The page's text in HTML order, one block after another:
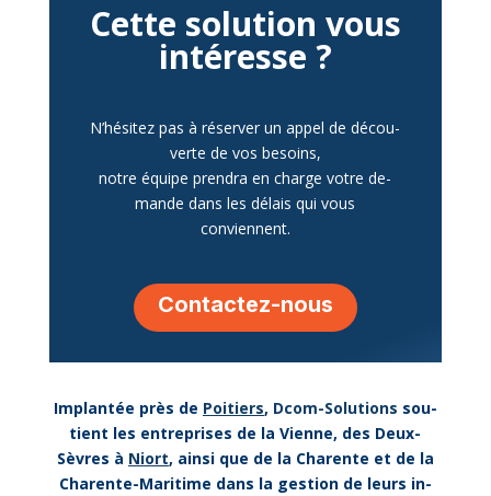
Cette so­lu­tion vous
in­té­resse ?
N’hésitez pas à ré­ser­ver un ap­pel de dé­cou­
verte de vos be­soins,
notre équipe pren­dra en charge votre de­
mande dans les dé­lais qui vous
conviennent.
Contac­tez-nous
Im­plan­tée près de Poi­tiers, Dcom-So­lu­tions sou­
tient les en­tre­prises de la Vienne, des Deux-
Sèvres à Niort, ain­si que de la Cha­rente et de la
Cha­rente-Ma­ri­time dans la ges­tion de leurs in­